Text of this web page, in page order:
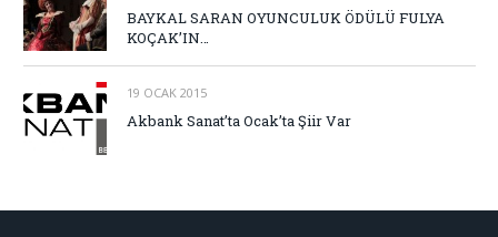
BAYKAL SARAN OYUNCULUK ÖDÜLÜ FULYA
KOÇAK’IN…
19 OCAK 2015
Akbank Sanat’ta Ocak’ta Şiir Var